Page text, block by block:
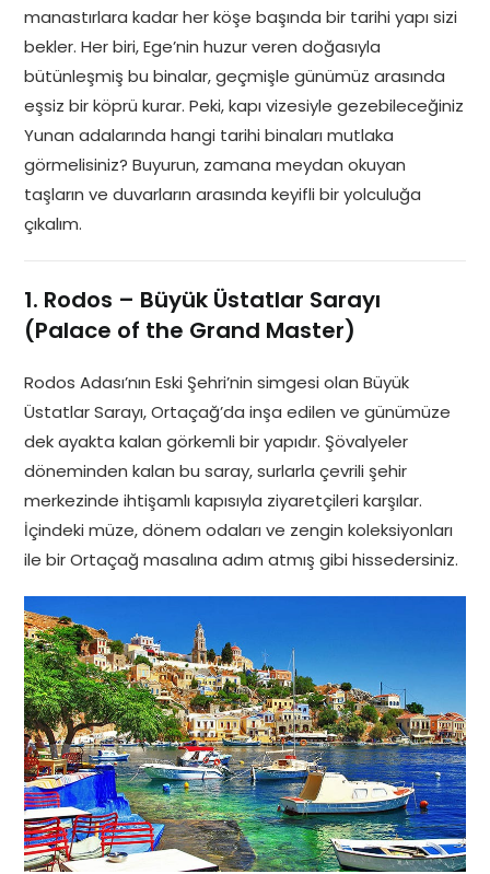
manastırlara kadar her köşe başında bir tarihi yapı sizi
bekler. Her biri, Ege’nin huzur veren doğasıyla
bütünleşmiş bu binalar, geçmişle günümüz arasında
eşsiz bir köprü kurar. Peki, kapı vizesiyle gezebileceğiniz
Yunan adalarında hangi tarihi binaları mutlaka
görmelisiniz? Buyurun, zamana meydan okuyan
taşların ve duvarların arasında keyifli bir yolculuğa
çıkalım.
1. Rodos – Büyük Üstatlar Sarayı
(Palace of the Grand Master)
Rodos Adası’nın Eski Şehri’nin simgesi olan Büyük
Üstatlar Sarayı, Ortaçağ’da inşa edilen ve günümüze
dek ayakta kalan görkemli bir yapıdır. Şövalyeler
döneminden kalan bu saray, surlarla çevrili şehir
merkezinde ihtişamlı kapısıyla ziyaretçileri karşılar.
İçindeki müze, dönem odaları ve zengin koleksiyonları
ile bir Ortaçağ masalına adım atmış gibi hissedersiniz.